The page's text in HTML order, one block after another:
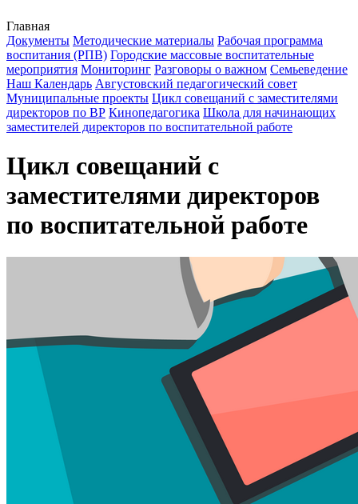
Главная
Документы Методические материалы Рабочая программа
воспитания (РПВ) Городские массовые воспитательные
мероприятия Мониторинг Разговоры о важном Семьеведение
Наш Календарь Августовский педагогический совет
Муниципальные проекты Цикл совещаний с заместителями
директоров по ВР Кинопедагогика Школа для начинающих
заместителей директоров по воспитательной работе
Цикл совещаний с
заместителями директоров
по воспитательной работе